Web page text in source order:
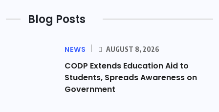
Blog Posts
NEWS AUGUST 8, 2026
CODP Extends Education Aid to
Students, Spreads Awareness on
Government